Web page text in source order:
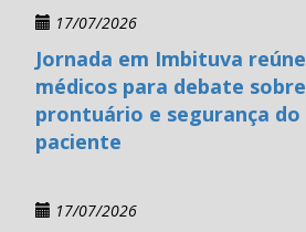
17/07/2026
Jornada em Imbituva reúne
médicos para debate sobre
prontuário e segurança do
paciente
17/07/2026